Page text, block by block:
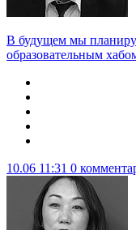
В будущем мы
образовательным
10.06 11:31 0